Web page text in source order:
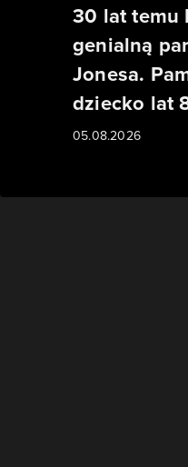
30 lat temu
genialną
Jonesa.
dziecko lat
05.08.2026